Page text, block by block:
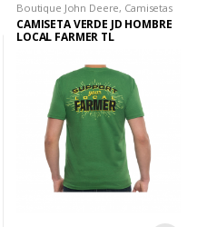
Boutique John Deere, Camisetas
H,Camisetas H,Hombre,Ropa H
CAMISETA VERDE JD HOMBRE
LOCAL FARMER TL